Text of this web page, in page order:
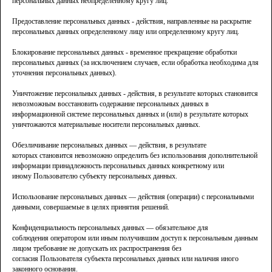
Предоставление персональных данных - действия, направленные на раскрытие
персональных данных определенному лицу или определенному кругу лиц.
Блокирование персональных данных - временное прекращение обработки
персональных данных (за исключением случаев, если обработка необходима для
уточнения персональных данных).
Уничтожение персональных данных - действия, в результате которых становится
невозможным восстановить содержание персональных данных в
информационной системе персональных данных и (или) в результате которых
уничтожаются материальные носители персональных данных.
Обезличивание персональных данных — действия, в результате
которых становится невозможно определить без использования дополнительной
информации принадлежность персональных данных конкретному или
иному Пользователю субъекту персональных данных.
Использование персональных данных — действия (операции) с персональными
данными, совершаемые в целях принятия решений.
Конфиденциальность персональных данных — обязательное для
соблюдения оператором или иным получившим доступ к персональным данным
лицом требование не допускать их распространения без
согласия Пользователя субъекта персональных данных или наличия иного
законного основания.